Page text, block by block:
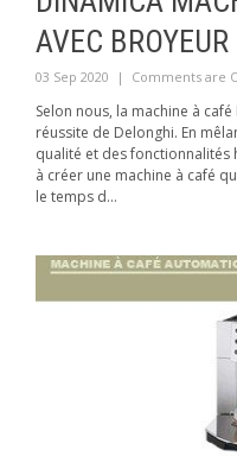
AVEC BROYEUR
03 Sep 2020 | Comments are
Selon nous, la machine à
réussite de Delonghi. En
qualité et des fonctionnalités
à créer une machine à café
le temps d...